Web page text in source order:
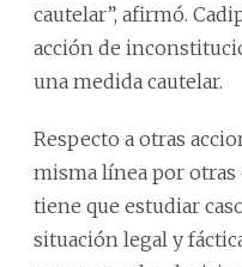
cautelar”, afirmó.
acción de
una medida cautelar.
Respecto a otras
misma línea por otras
tiene que estudiar
situación legal y